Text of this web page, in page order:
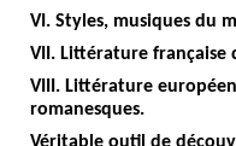
VI. Styles, musiques du
VII. Littérature française
VIII. Littérature
romanesques.
Véritable outil de